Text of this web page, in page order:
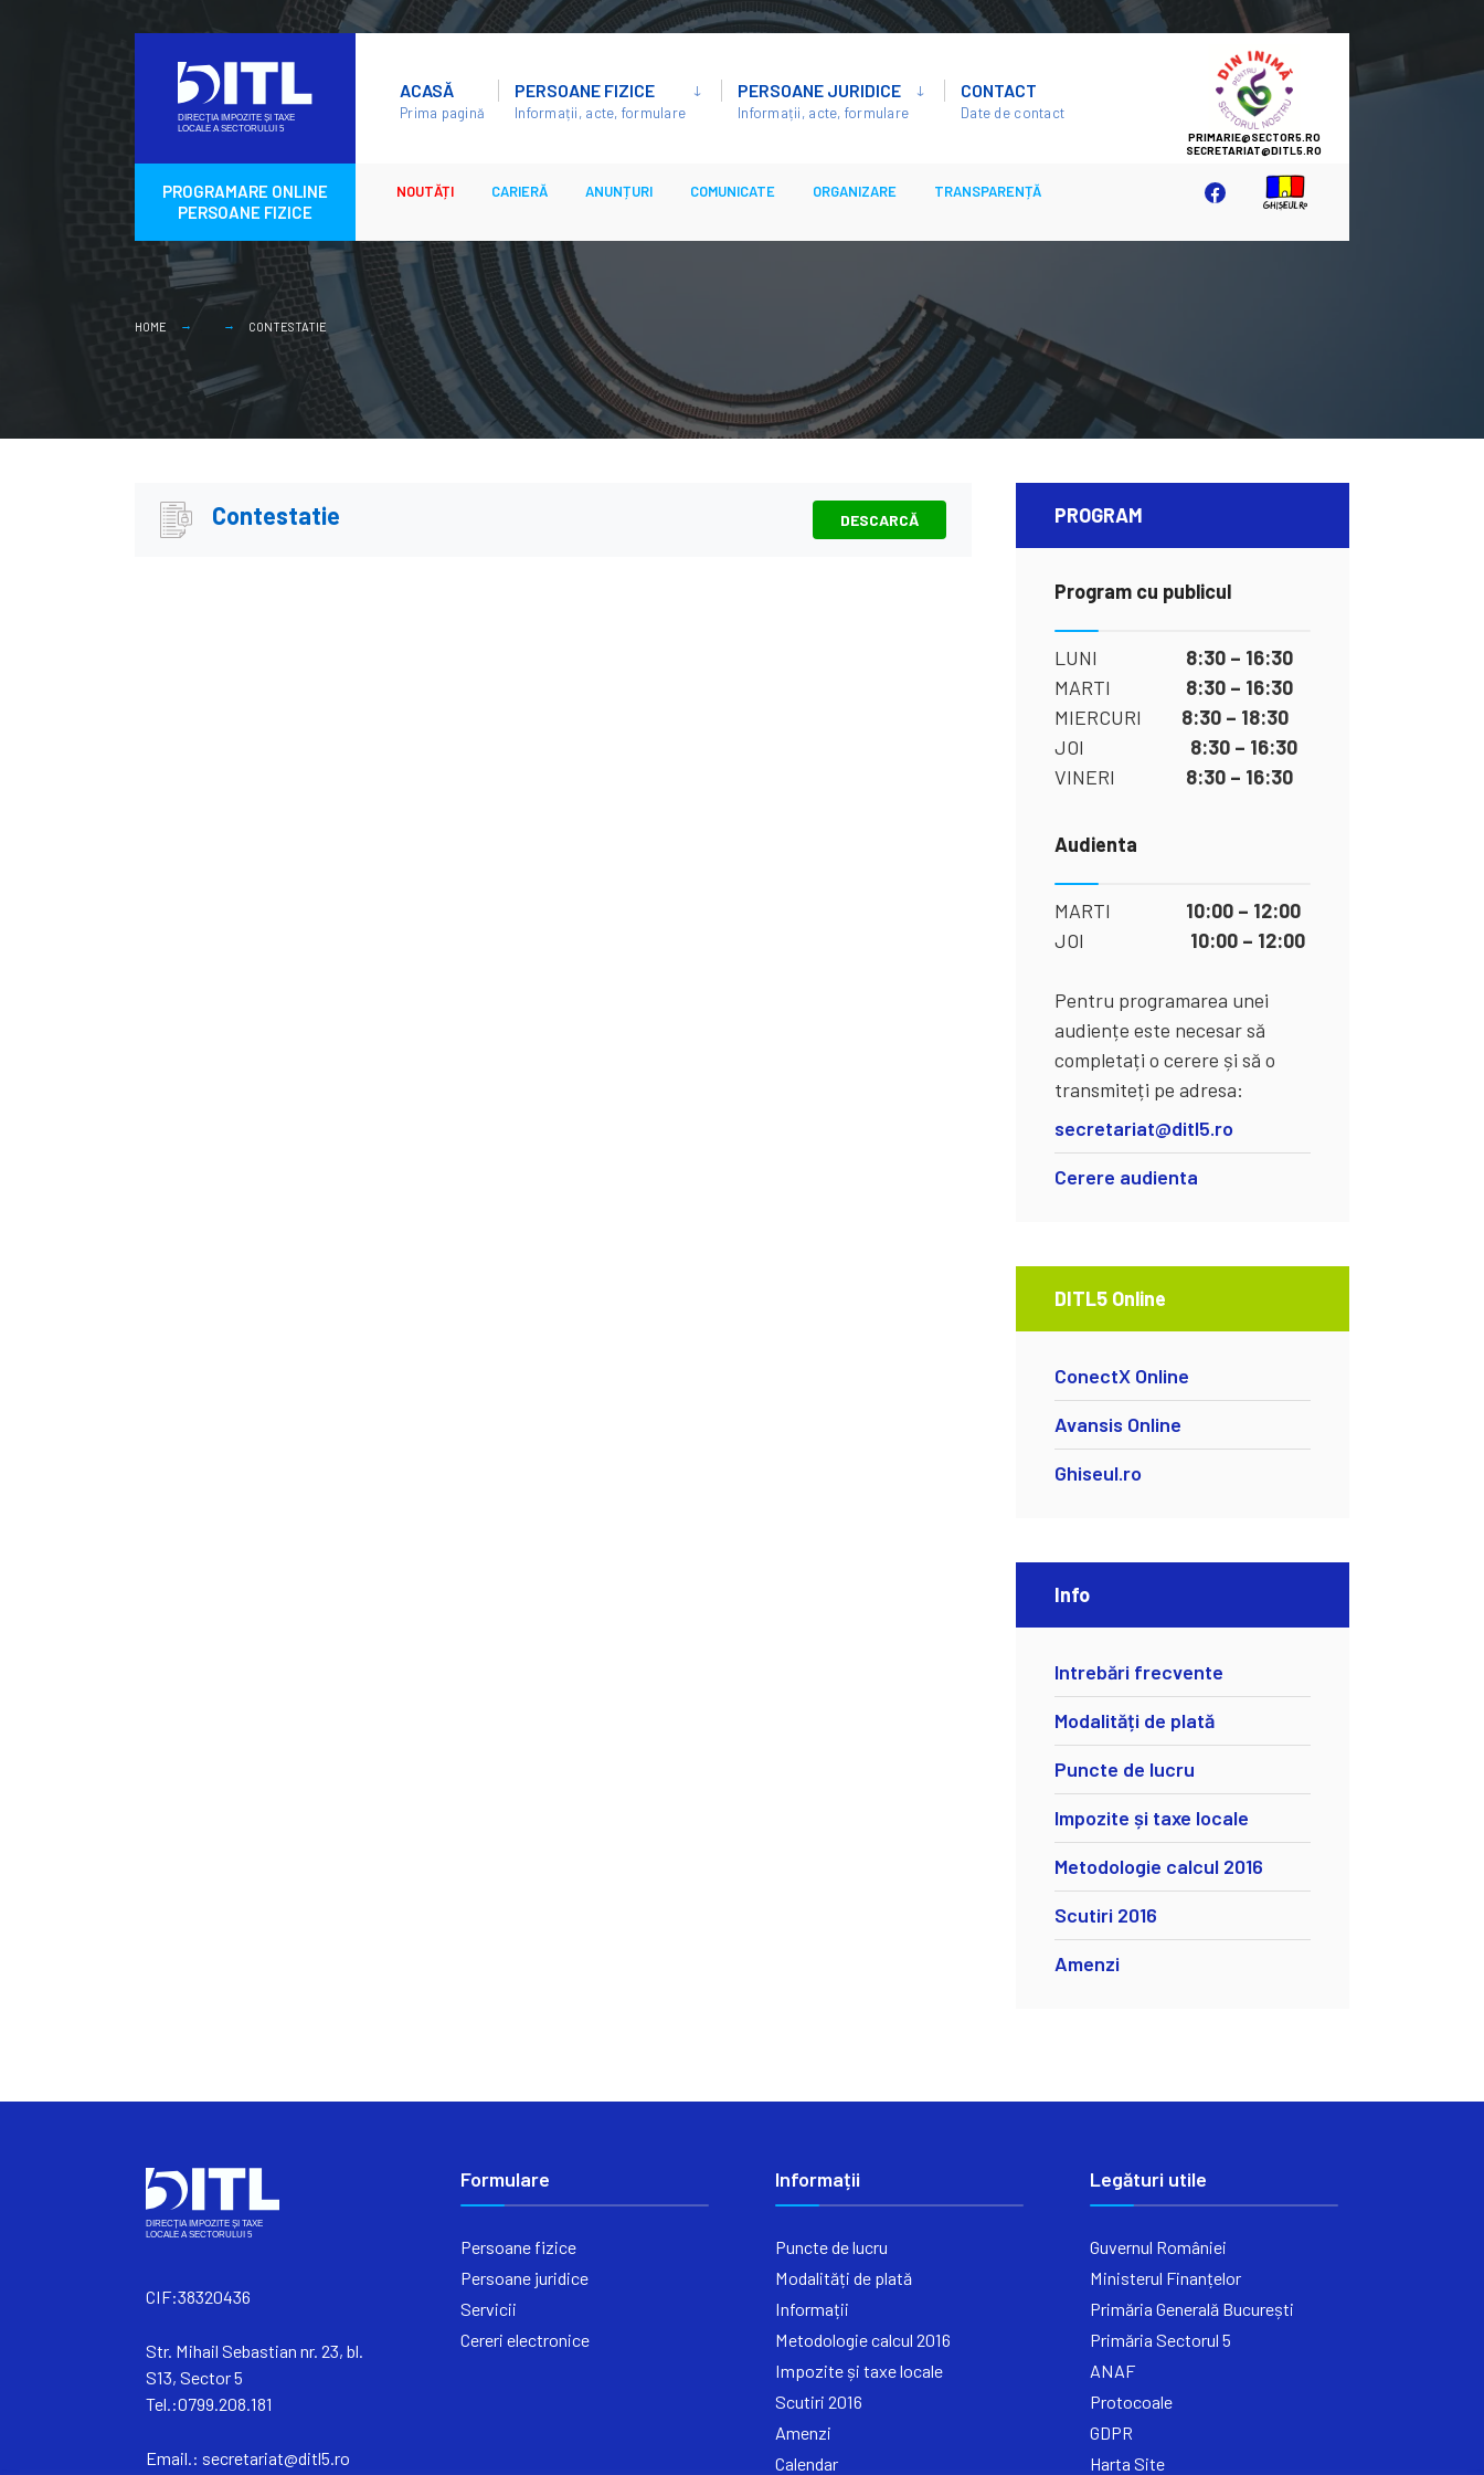
content
ACASĂ
Prima pagină
PERSOANE FIZICE
Informații, acte, formulare
PERSOANE JURIDICE
Informații, acte, formulare
CONTACT
Date de contact
SECTOR
5
PROGRAMARE ONLINE
PERSOANE FIZICE
NOUTĂȚI CARIERĂ ANUNȚURI COMUNICATE ORGANIZARE TRANSPARENȚĂ
HOME CONTESTATIE
Contestatie DESCARCĂ PROGRAM
Program cu publicul
LUNI 8:30 – 16:30
MARTI 8:30 – 16:30
MIERCURI 8:30 – 18:30
JOI 8:30 – 16:30
VINERI 8:30 – 16:30
Audienta
MARTI 10:00 – 12:00
JOI 10:00 – 12:00
Pentru programarea unei
audiențe este necesar să
completați o cerere și să o
transmiteți pe adresa:
secretariat@ditl5.ro
Cerere audienta
DITL5 Online
ConectX Online
Avansis Online
Ghiseul.ro
Info
Intrebări frecvente
Modalități de plată
Puncte de lucru
Impozite și taxe locale
Metodologie calcul 2016
Scutiri 2016
Amenzi
CIF:38320436
Str. Mihail Sebastian nr. 23, bl.
S13, Sector 5
Tel.:0799.208.181
Email.: secretariat@ditl5.ro
Formulare
Persoane fizice
Persoane juridice
Servicii
Cereri electronice
Informații
Puncte de lucru
Modalități de plată
Informații
Metodologie calcul 2016
Impozite și taxe locale
Scutiri 2016
Amenzi
Calendar
Legături utile
Guvernul României
Ministerul Finanțelor
Primăria Generală București
Primăria Sectorul 5
ANAF
Protocoale
GDPR
Harta Site